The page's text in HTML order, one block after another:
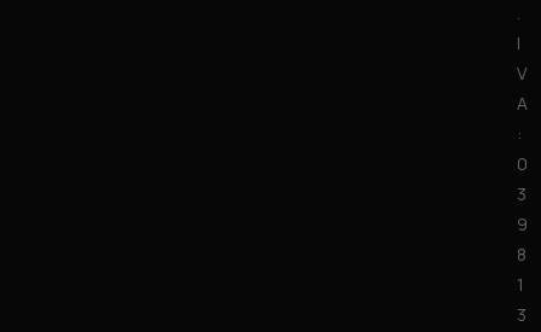
.
I
V
A
:
0
3
9
8
1
3